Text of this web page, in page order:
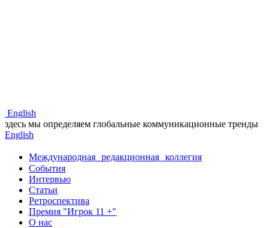
English
здесь мы определяем глобальные коммуникационные тренды
English
Международная редакционная коллегия
События
Интервью
Статьи
Ретроспектива
Премия "Игрок 11 +"
О нас